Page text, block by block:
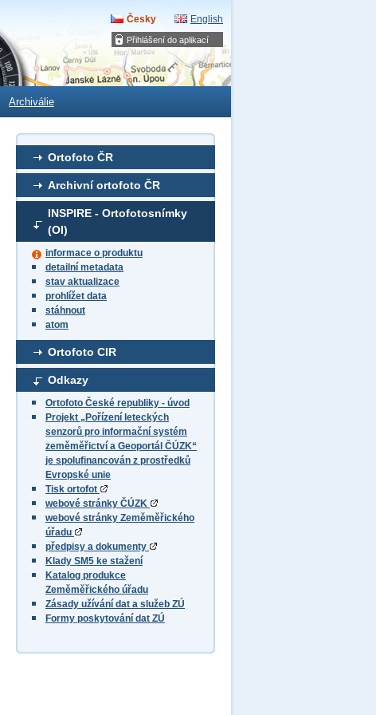
Přihlášení do aplikací
Česky English
Archiválie
Ortofoto ČR
Archivní ortofoto ČR
INSPIRE - Ortofotosnímky
(OI)
informace o produktu
detailní metadata
stav aktualizace
prohlížet data
stáhnout
atom
Ortofoto CIR
Odkazy
Ortofoto České republiky - úvod
Projekt „Pořízení leteckých
senzorů pro informační systém
zeměměřictví a Geoportál ČÚZK“
je spolufinancován z prostředků
Evropské unie
Tisk ortofot
webové stránky ČÚZK
webové stránky Zeměměřického
úřadu
předpisy a dokumenty
Klady SM5 ke stažení
Katalog produkce
Zeměměřického úřadu
Zásady užívání dat a služeb ZÚ
Formy poskytování dat ZÚ